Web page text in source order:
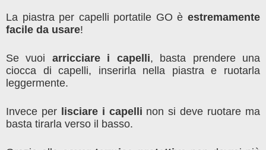
La piastra per capelli portatile GO è estremamente
facile da usare!
Se vuoi arricciare i capelli, basta prendere una
ciocca di capelli, inserirla nella piastra e ruotarla
leggermente.
Invece per lisciare i capelli non si deve ruotare ma
basta tirarla verso il basso.